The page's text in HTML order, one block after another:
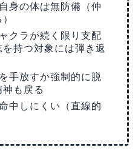
身の体は無防備（仲
クラが続く限り支配
持つ対象には弾き返
手放すか強制的に脱
も戻る
中しにくい（直線的